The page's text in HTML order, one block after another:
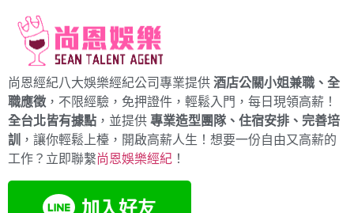
尚恩經紀八大娛樂經紀公司專業提供 酒店公關小姐兼職、全
職應徵 ，不限經驗，免押證件，輕鬆入門，每日現領高薪！
全台北皆有據點 ，並提供 專業造型團隊、住宿安排、完善培
訓
，讓你輕鬆上檯，開啟高薪人生！想要一份自由又高薪的
工作？立即聯繫尚恩娛樂經紀 ！